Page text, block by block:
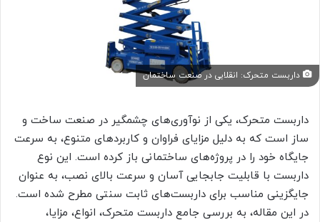
داربست متحرک: انقلابی در صنعت ساختمان
داربست متحرک، یکی از نوآوری‌های چشمگیر در صنعت ساخت و
ساز است که به دلیل مزایای فراوان و کاربردهای متنوع، به سرعت
جایگاه خود را در پروژه‌های ساختمانی باز کرده است. این نوع
داربست با قابلیت جابجایی آسان و سرعت بالای نصب، به عنوان
جایگزینی مناسب برای داربست‌های ثابت سنتی مطرح شده است.
در این مقاله، به بررسی جامع داربست متحرک، انواع، مزایا،